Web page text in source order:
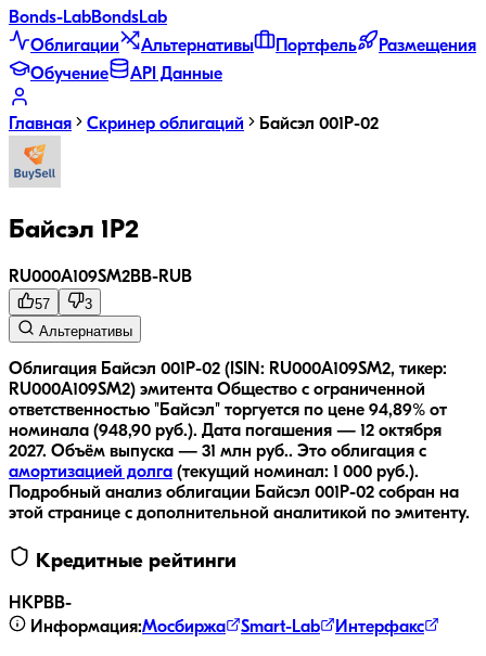
Bonds-LabBondsLab
Облигации
Альтернативы Портфель
Размещения
Обучение
API Данные
Главная Скринер облигаций Байсэл 001P-02
Байсэл 1Р2
RU000A109SM2BB-RUB
57
3
Альтернативы
Облигация Байсэл 001P-02 (ISIN: RU000A109SM2, тикер:
RU000A109SM2) эмитента Общество с ограниченной
ответственностью "Байсэл" торгуется по цене 94,89% от
номинала (948,90 руб.). Дата погашения — 12 октября
2027. Объём выпуска — 31 млн руб.. Это облигация с
амортизацией долга (текущий номинал: 1 000 руб.).
Подробный анализ облигации Байсэл 001P-02 собран на
этой странице с дополнительной аналитикой по эмитенту.
Кредитные рейтинги
НКРBB-
Информация:Мосбиржа Smart-Lab Интерфакс